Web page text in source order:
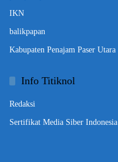
IKN
balikpapan
Kabupaten Penajam Paser Utara
Info Titiknol
Redaksi
Sertifikat Media Siber Indonesia